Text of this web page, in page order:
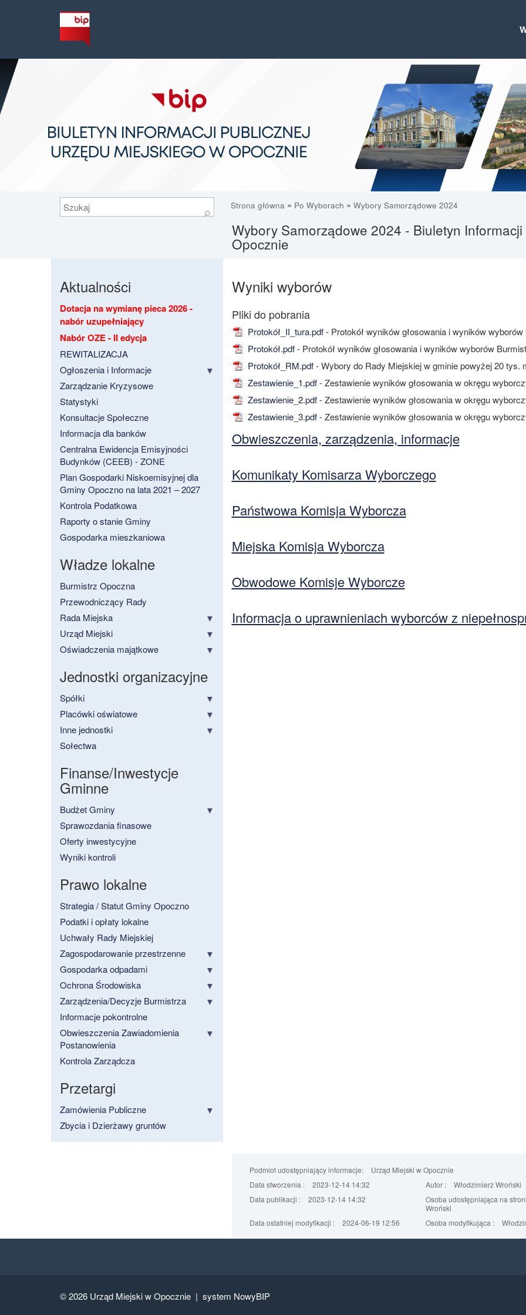
Szukaj
⚲
Strona główna » Po Wyborach » Wybory Samorządowe 2024
Wybory Samorządowe 2024 - Biuletyn
Opocznie
Aktualności
Dotacja na wymianę pieca 2026 -
nabór uzupełniający
Nabór OZE - II edycja
REWITALIZACJA
Ogłoszenia i Informacje
Zarządzanie Kryzysowe
Statystyki
Konsultacje Społeczne
Informacja dla banków
Centralna Ewidencja Emisyjności
Budynków (CEEB) - ZONE
Plan Gospodarki Niskoemisyjnej dla
Gminy Opoczno na lata 2021 – 2027
Kontrola Podatkowa
Raporty o stanie Gminy
Gospodarka mieszkaniowa
Władze lokalne
Burmistrz Opoczna
Przewodniczący Rady
Rada Miejska
Urząd Miejski
Oświadczenia majątkowe
Jednostki organizacyjne
Spółki
Placówki oświatowe
Inne jednostki
Sołectwa
Finanse/Inwestycje
Gminne
Budżet Gminy
Sprawozdania finasowe
Oferty inwestycyjne
Wyniki kontroli
Prawo lokalne
Strategia / Statut Gminy Opoczno
Podatki i opłaty lokalne
Uchwały Rady Miejskiej
Zagospodarowanie przestrzenne
Gospodarka odpadami
Ochrona Środowiska
Zarządzenia/Decyzje Burmistrza
Informacje pokontrolne
Obwieszczenia Zawiadomienia
Postanowienia
Kontrola Zarządcza
Przetargi
Zamówienia Publiczne
Zbycia i Dzierżawy gruntów
Wyniki wyborów
Protokół_II_tura.pdf - Protokół wyników głosowania i wyników
Protokół.pdf - Protokół wyników głosowania i wyników wyborów
Protokół_RM.pdf - Wybory do Rady Miejskiej w gminie powyżej 20 tys.
Zestawienie_1.pdf - Zestawienie wyników głosowania w okręgu
Zestawienie_2.pdf - Zestawienie wyników głosowania w okręgu
Zestawienie_3.pdf - Zestawienie wyników głosowania w okręgu
Obwieszczenia, zarządzenia, informacje
Komunikaty Komisarza Wyborczego
Państwowa Komisja Wyborcza
Miejska Komisja Wyborcza
Obwodowe Komisje Wyborcze
Informacja o uprawnieniach wyborców z
Podmiot udostępniający informacje:
Urząd Miejski w Opocznie
Data stworzenia :
2023-12-14 14:32 Autor :
Włodzimierz Wroński
Data publikacji :
2023-12-14 14:32 Osoba udostępniająca na
Wroński
Data ostatniej modyfikacji :
2024-06-19 12:56 Osoba modyfikująca :
© 2026 Urząd Miejski w Opocznie | system NowyBIP